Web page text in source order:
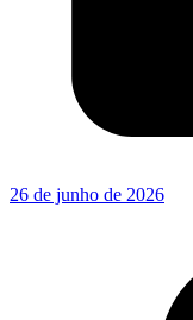
26 de junho de 2026